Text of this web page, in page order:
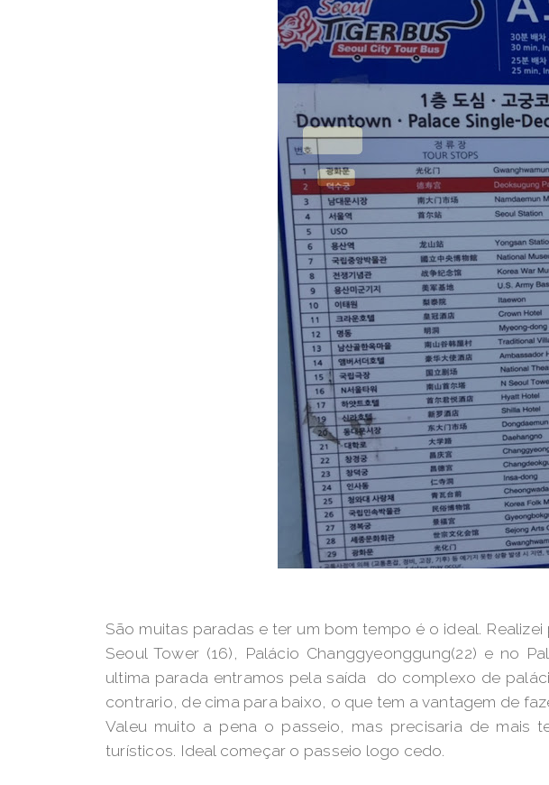
São muitas paradas e ter um bom tempo é o ideal.
Seoul Tower (16), Palácio Changgyeonggung(22) e no
ultima parada entramos pela saída do complexo de
contrario, de cima para baixo, o que tem a vantagem de
Valeu muito a pena o passeio, mas precisaria de mais
turísticos. Ideal começar o passeio logo cedo.